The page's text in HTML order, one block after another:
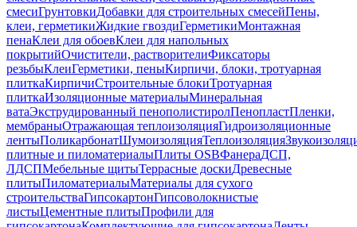
смесиГрунтовкиДобавки для строительных смесейПены,
клеи, герметикиЖидкие гвоздиГерметикиМонтажная
пенаКлеи для обоевКлеи для напольных
покрытийОчистители, растворителиФиксаторы
резьбыКлеиГерметики, пеныКирпичи, блоки, тротуарная
плиткаКирпичиСтроительные блокиТротуарная
плиткаИзоляционные материалыМинеральная
ватаЭкструдированный пенополистиролПенопластПленки,
мембраныОтражающая теплоизоляцияГидроизоляционные
лентыПоликарбонатШумоизоляцияТеплоизоляция
плитные и пиломатериалыПлиты OSBФанераДСП,
ЛДСПМебельные щитыТеррасные доскиДревесные
плитыПиломатериалыМатериалы для сухого
строительстваГипсокартонГипсоволокнистые
листыЦементные плитыПрофили для